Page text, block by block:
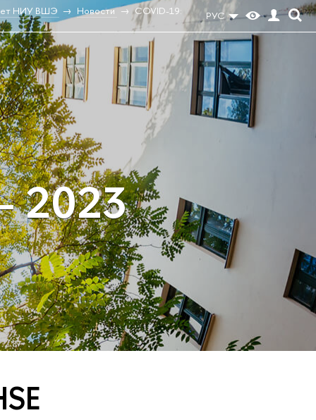
РУС
НИУ ВШЭ Новости
COVID-19:
2023